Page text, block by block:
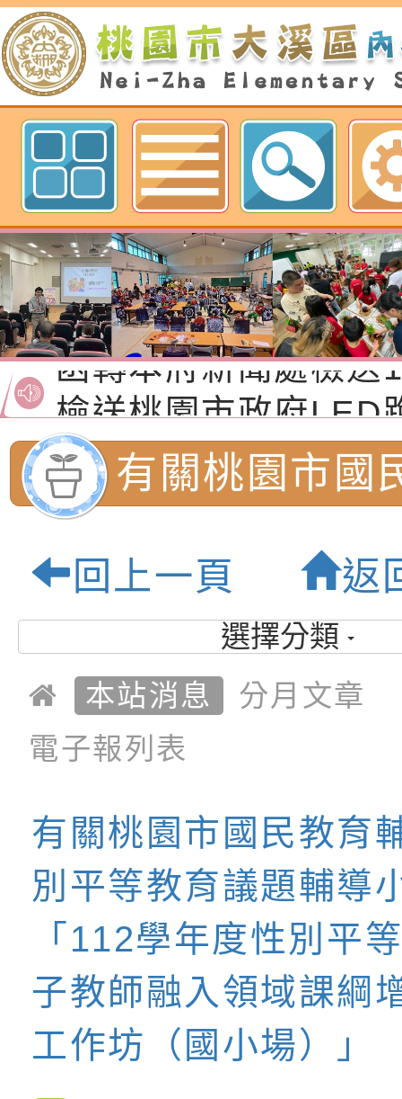
歡迎參觀：桃園市內柵國民小學網
函轉桃園市政府「
性(防空)演習執行計
轉桃園市政府「
（防空）演習－行動
演練」
檢送桃園市政府家庭
「115年度祖孫樂淘
節慶祝活動」海報電
函轉本府新聞處檢送
交通安全宣導標語播
道安宣導影像素材
檢送桃園市政府LED
字稿及LCD託播影片
檢送行政院新聞傳播
月份公共服務政策溝
檢送本市馬祖新村眷
專注力研習營 「正
緒學習與生命教育(
梯次)」
檢送桃園市政府LED
字稿及LCD託播影片
函轉「2026台東博
海報電子檔及活動介
檢送桃園市政府家庭
「小桃家7月課程資
「HELLO新鮮人」
養練習題」、「青少
書會」、「親密關係
坊」、「祖孫樂淘桃
徵件活動」海報
有關本局115年「暑
年─青春專案」LED
字稿
為配合政府政策宣導
者權益暨落實保護青
環境
檢送桃園市政府LED
字稿及LCD託播影片
有關桃園市政府家庭
服務資源資訊
檢送桃園市政府LED
字稿及LCD託播影（
函轉有關身心障礙者
（CRPD）第三次國
約專要文件及附件英
檢送行政院新聞傳播
月份公共服務政策溝
訊
轉知教育部國民及學
辦理「115年度促進
檢送桃園市政府LED
有關桃園市國
導團性別平等
輔導小組辦理
年度性別平等
教師融入領域
研習工作坊（
場）」:桃園
民小學-優質
回上一頁 返
選擇分類
本站消息
分月文章
電子報列表
有關桃園市國民教育
別平等教育議題輔導
「112學年度性別平
子教師融入領域課綱
工作坊（國小場）」